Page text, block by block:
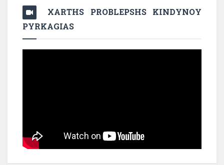
XARTHS PROBLEPSHS KINDYNOY
PYRKAGIAS